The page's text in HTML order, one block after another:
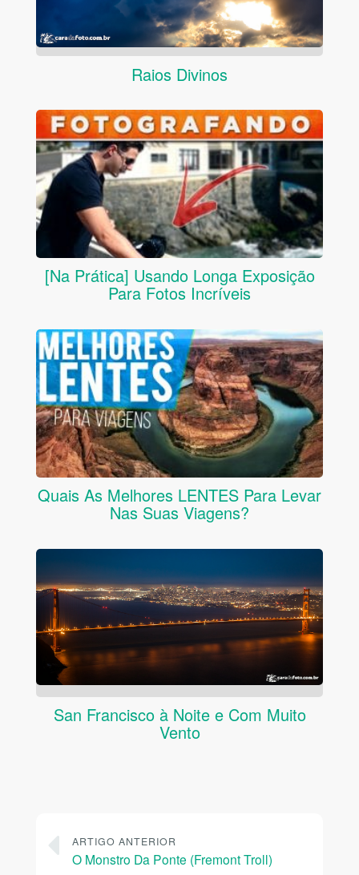
Raios Divinos
[Na Prática] Usando Longa Exposição
Para Fotos Incríveis
Quais As Melhores LENTES Para Levar
Nas Suas Viagens?
San Francisco à Noite e Com Muito
Vento
ARTIGO ANTERIOR
O Monstro Da Ponte (Fremont Troll)